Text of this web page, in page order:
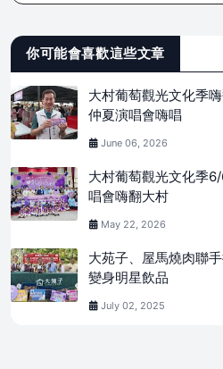
你可能會喜歡這些文章
大村葡萄觀光文化季
仲夏演唱會嗨唱
June 06, 2026
大村葡萄觀光文化季
唱會嗨翻大村
May 22, 2026
大苑子、屋馬燒肉聯
變身明星飲品
July 02, 2025